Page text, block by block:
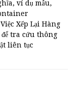
ví dụ mẫu,
Xếp Lại Hàng
để tra cứu thông
liên tục